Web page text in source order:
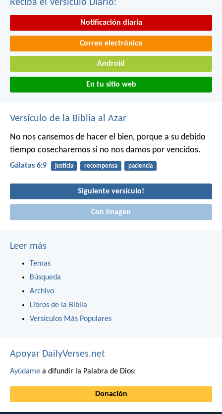
Reciba el Versículo Diario:
Notificación diaria
Correo electrónico
Android
En tu sitio web
Versículo de la Biblia al Azar
No nos cansemos de hacer el bien, porque a su debido
tiempo cosecharemos si no nos damos por vencidos.
Gálatas 6:9 justicia recompensa paciencia
Siguiente versículo!
Con imagen
Leer más
Temas
Búsqueda
Archivo
Libros de la Biblia
Versículos Más Populares
Apoyar DailyVerses.net
Ayúdame a difundir la Palabra de Dios:
Donación